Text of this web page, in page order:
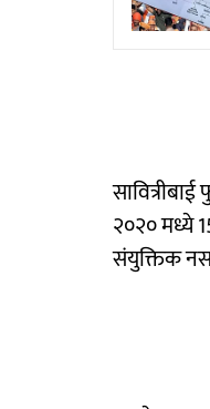
२०२० मध्ये
संयुक्तिक